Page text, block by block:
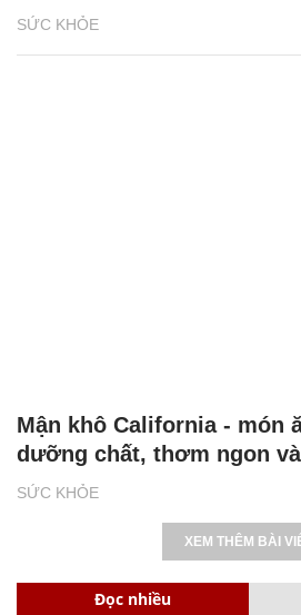
SỨC KHỎE
SỨC KHỎE
Mận khô California - món
dưỡng chất, thơm ngon
XEM THÊM BÀI
Đọc nhiều